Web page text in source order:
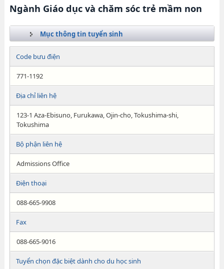
Ngành Giáo dục và chăm sóc trẻ mầm non
Mục thông tin tuyển sinh
Code bưu điện
771-1192
Địa chỉ liên hệ
123-1 Aza-Ebisuno, Furukawa, Ojin-cho, Tokushima-shi,
Tokushima
Bộ phận liên hệ
Admissions Office
Điện thoại
088-665-9908
Fax
088-665-9016
Tuyển chọn đặc biệt dành cho du học sinh